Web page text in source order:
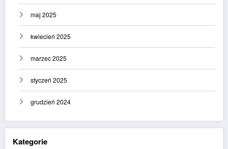
maj 2025
kwiecień 2025
marzec 2025
styczeń 2025
grudzień 2024
Kategorie